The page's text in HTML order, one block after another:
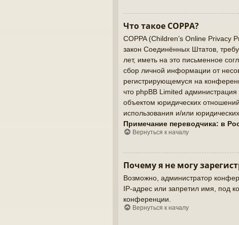
Что такое COPPA?
COPPA (Children’s Online Privacy
закон Соединённых Штатов,
лет, иметь на это письменное
сбор личной информации от
регистрирующемуся на
что phpBB Limited
объектом юридических
использования и/или
Примечание переводчика: в
Вернуться к началу
Почему я не могу
Возможно, администратор
IP-адрес или запретил имя, под
конференции.
Вернуться к началу